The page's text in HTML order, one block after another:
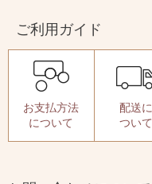
ご利用ガイド
お支払方法
について
配送に
ついて